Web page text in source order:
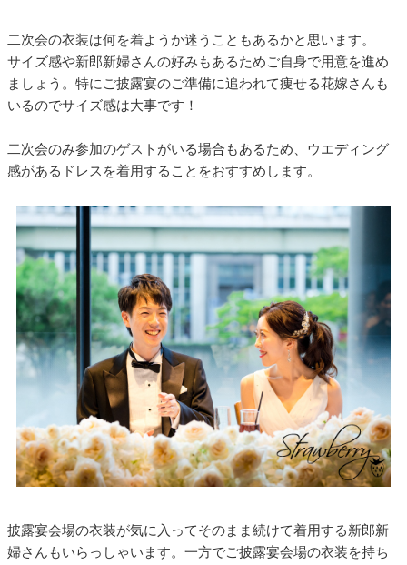
二次会の衣装は何を着ようか迷うこともあるかと思います。
サイズ感や新郎新婦さんの好みもあるためご自身で用意を進め
ましょう。特にご披露宴のご準備に追われて痩せる花嫁さんも
いるのでサイズ感は大事です！
二次会のみ参加のゲストがいる場合もあるため、ウエディング
感があるドレスを着用することをおすすめします。
披露宴会場の衣装が気に入ってそのまま続けて着用する新郎新
婦さんもいらっしゃいます。一方でご披露宴会場の衣装を持ち